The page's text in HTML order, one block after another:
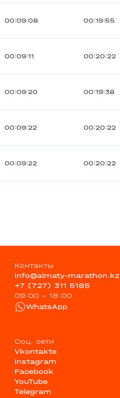
00:09:08 00:19:55
00:09:11 00:20:22
00:09:20 00:19:38
00:09:22 00:20:22
00:09:22 00:20:22
Контакты
info@almaty-marathon.kz
+7 (727) 311 5185
09:00 - 18:00
WhatsApp
Соц. сети
Vkontakte
Instagram
Facebook
YouTube
Telegram